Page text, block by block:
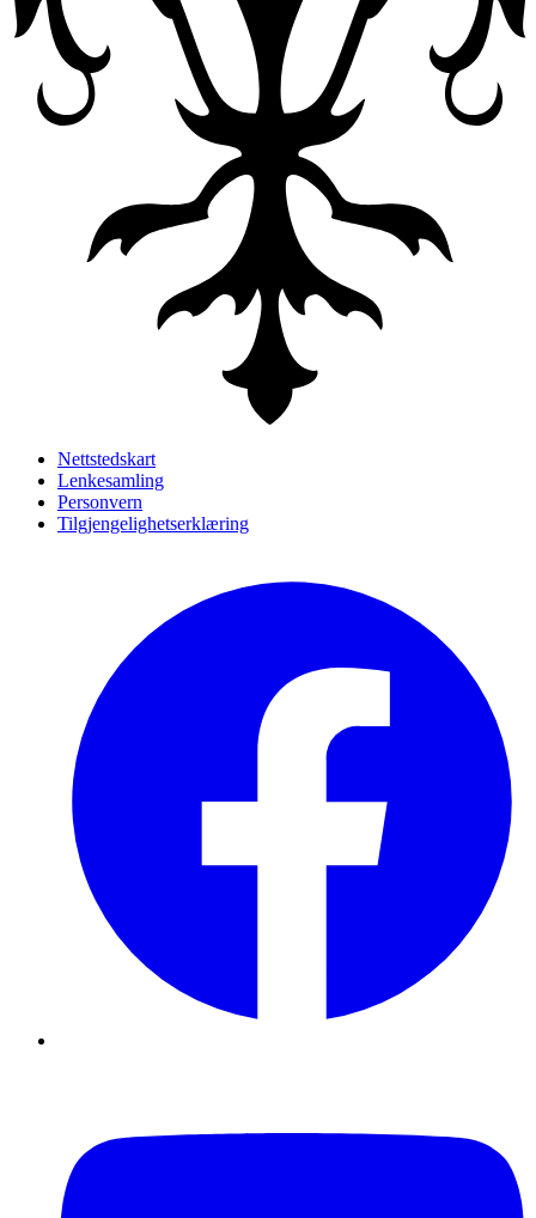
Nettstedskart
Lenkesamling
Personvern
Tilgjengelighetserklæring